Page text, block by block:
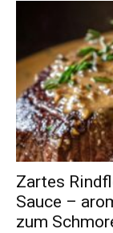
Zartes
Sauce –
zum